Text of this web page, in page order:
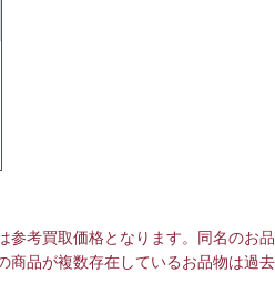
考買取価格となります。同名のお
品が複数存在しているお品物は過